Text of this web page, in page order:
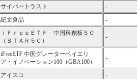
サイバートラスト
-
紀文食品 -
ｉＦｒｅｅＥＴＦ 中国科創板５０
（ＳＴＡＲ５０）
-
iFreeETF 中国グレーターベイエリ
ア・イノベーション100（GBA100）
-
アイスコ
-